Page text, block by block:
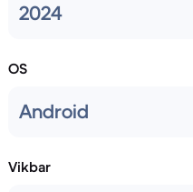
2024
OS
Android
Vikbar